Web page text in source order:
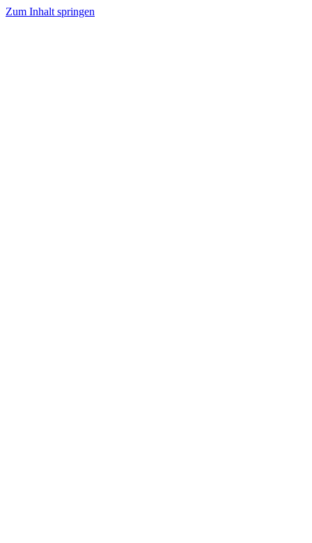
Zum Inhalt springen